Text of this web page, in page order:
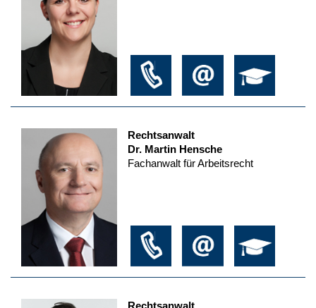
Rechtsanwalt
Dr. Martin Hensche
Fachanwalt für Arbeitsrecht
Rechtsanwalt